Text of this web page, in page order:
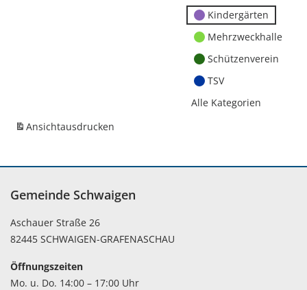
Kindergärten
Mehrzweckhalle
Schützenverein
TSV
Alle Kategorien
Ansichtausdrucken
Gemeinde Schwaigen
Aschauer Straße 26
82445 SCHWAIGEN-GRAFENASCHAU
Öffnungszeiten
Mo. u. Do. 14:00 – 17:00 Uhr